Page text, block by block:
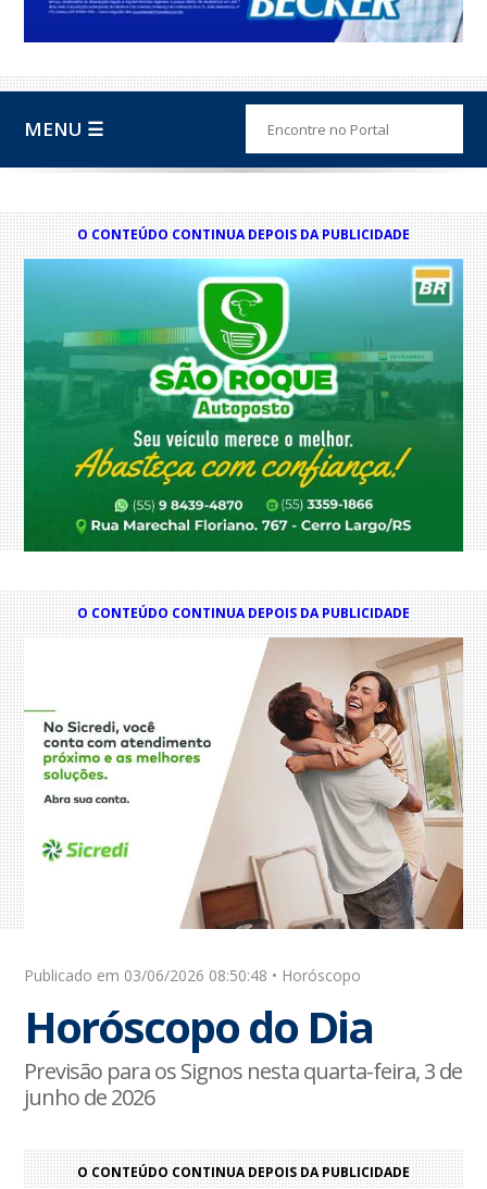
MENU ☰
O CONTEÚDO CONTINUA DEPOIS DA PUBLICIDADE
O CONTEÚDO CONTINUA DEPOIS DA PUBLICIDADE
Publicado em 03/06/2026 08:50:48 • Horóscopo
Horóscopo do Dia
Previsão para os Signos nesta quarta-feira, 3 de
junho de 2026
O CONTEÚDO CONTINUA DEPOIS DA PUBLICIDADE